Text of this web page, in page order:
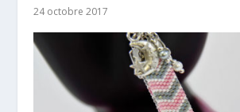
24 octobre 2017